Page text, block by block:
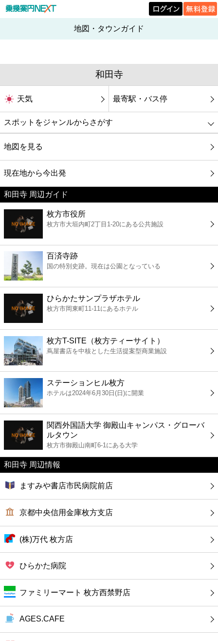
地図・タウンガイド
和田寺
天気 最寄駅・バス停
スポットをジャンルからさがす
グルメ
映画
美容
コンビニ
薬局
スーパー
エンタメ
レジャー
書店
ファミレス
ファーストフード
カフェ
ショッピング
銀行
公共
病院
ホテル
地図を見る
現在地から今出発
和田寺 周辺ガイド
枚方市役所
枚方市大垣内町2丁目1-20にある公共施設
百済寺跡
国の特別史跡。現在は公園となっている
ひらかたサンプラザホテル
枚方市岡東町11-11にあるホテル
枚方T-SITE（枚方ティーサイト）
蔦屋書店を中核とした生活提案型商業施設
ステーションヒル枚方
ホテルは2024年6月30日(日)に開業
関西外国語大学 御殿山キャンパス・グローバ
ルタウン
枚方市御殿山南町6-1にある大学
和田寺 周辺情報
ますみや書店市民病院前店
京都中央信用金庫枚方支店
(株)万代 枚方店
ひらかた病院
ファミリーマート 枚方西禁野店
AGES.CAFE